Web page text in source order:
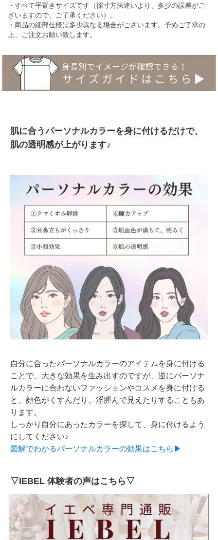
・すべて平置きサイズです（採寸方法違いより、多少の誤差がご
ざいますので、ご了承ください）。
・商品の細部仕様は多少異なる場合がございます。予めご了承の
上、ご注文お願い致します。
肌に合うパーソナルカラーを身に付けるだけで、
肌の透明感が上がります♪
自分に合ったパーソナルカラーのアイテムを身に付ける
ことで、大きな効果を生み出すのですが、逆にパーソナ
ルカラーに合わないファッションやコスメを身に付ける
と、顔色がくすんだり、浮腫んで見えたりすることもあ
ります。
しっかり自分にあったカラーを探して、身に付けるよう
にしてください♪
図解でわかるパーソナルカラーの効果はこちら▶
▽IEBEL 体験者の声はこちら▽